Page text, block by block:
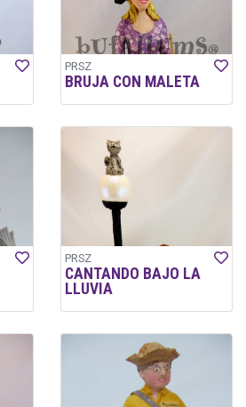
PRSZ
BRUJA CON MALETA
PRSZ
CANTANDO BAJO LA
LLUVIA